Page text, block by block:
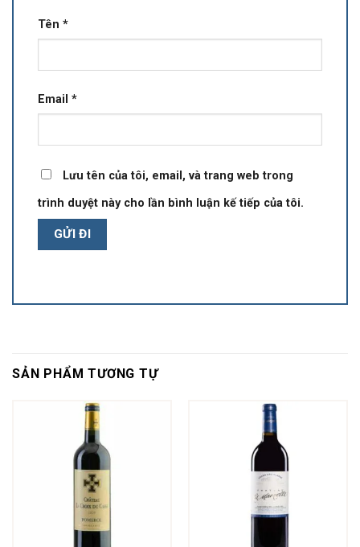
Tên *
Email *
Lưu tên của tôi, email, và trang web trong
trình duyệt này cho lần bình luận kế tiếp của tôi.
SẢN PHẨM TƯƠNG TỰ